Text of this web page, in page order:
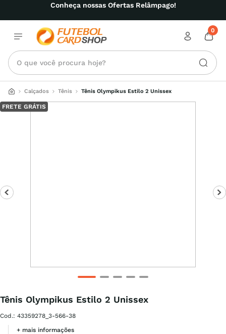
Conheça nossas Ofertas Relâmpago!
0
O que você procura hoje?
Calçados Tênis Tênis Olympikus Estilo 2 Unissex
FRETE GRÁTIS
Tênis Olympikus Estilo 2 Unissex
Cod.: 43359278_3-566-38
+ mais informações